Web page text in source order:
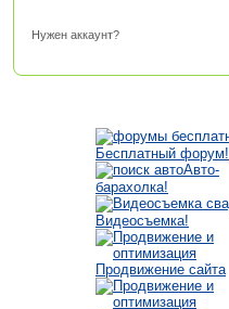
Нужен аккаунт?
Бесплатный форум!
Авто-
барахолка!
Видеосъемка!
Продвижение сайта